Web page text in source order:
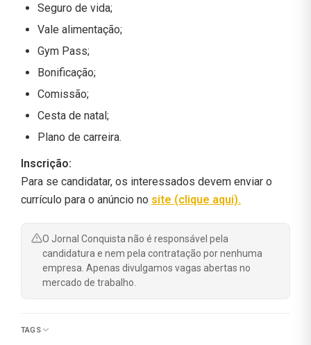
Seguro de vida;
Vale alimentação;
Gym Pass;
Bonificação;
Comissão;
Cesta de natal;
Plano de carreira.
Inscrição:
Para se candidatar, os interessados devem enviar o
currículo para o anúncio no site (clique aqui).
O Jornal Conquista não é responsável pela
candidatura e nem pela contratação por nenhuma
empresa. Apenas divulgamos vagas abertas no
mercado de trabalho.
TAGS